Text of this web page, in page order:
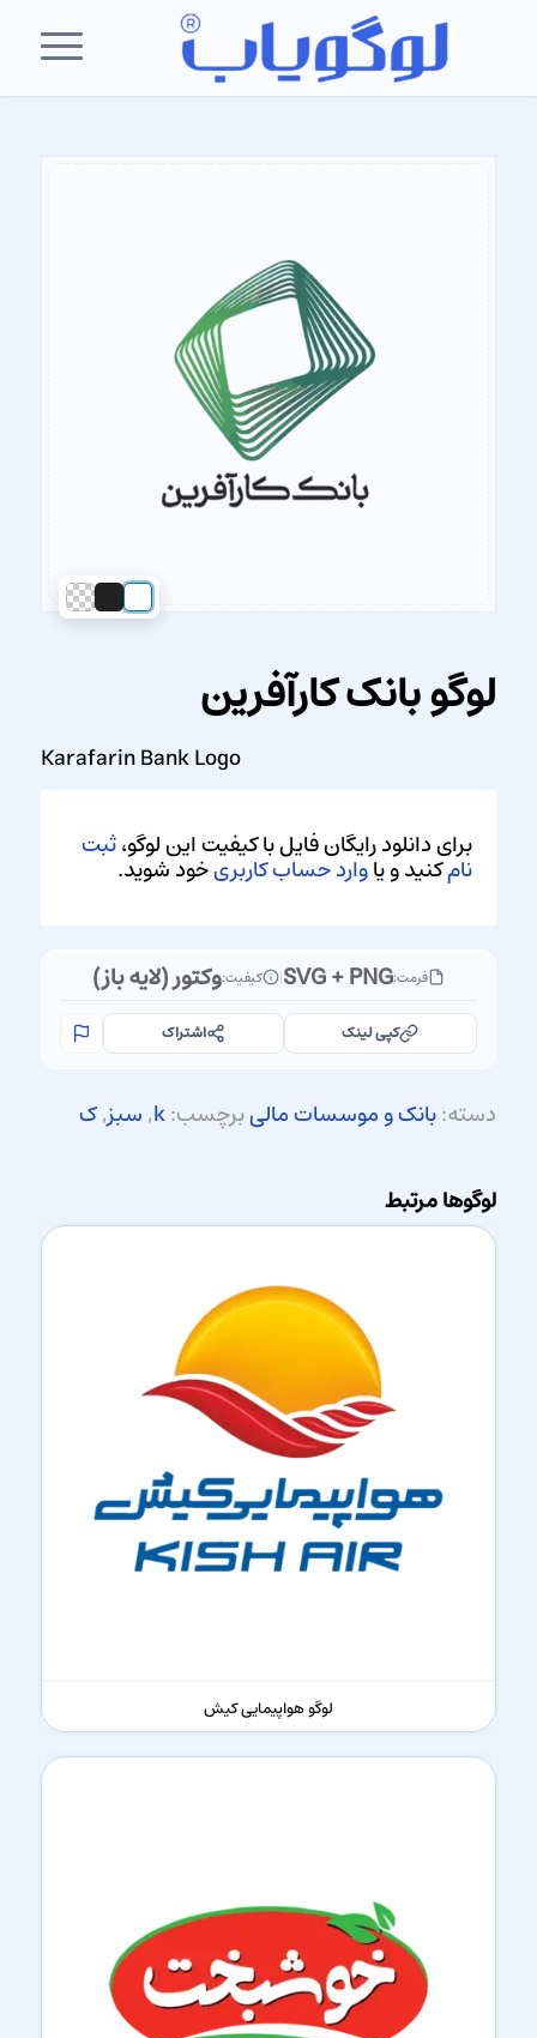
لوگو بانک کارآفرین
Karafarin Bank Logo
برای دانلود رایگان فایل با کیفیت این لوگو،ثبت
نامکنید و یاوارد حساب کاربریخود شوید.
فرمت:SVG + PNG
| کیفیت:وکتور (لایه باز)
کپی لینک اشتراک
دسته:بانک و موسسات مالیبرچسب:k
,سبز,ک
لوگوها مرتبط
لوگو هواپیمایی کیش